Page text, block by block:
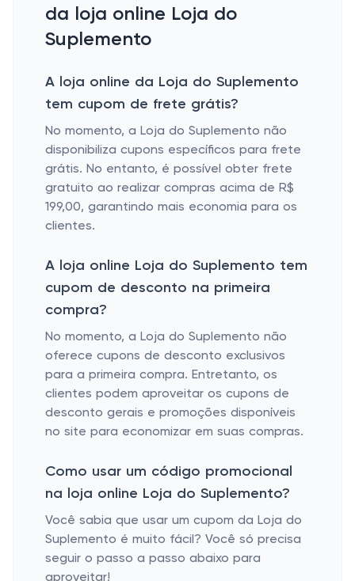
da loja online Loja do
Suplemento
A loja online da Loja do Suplemento
tem cupom de frete grátis?
No momento, a Loja do Suplemento não
disponibiliza cupons específicos para frete
grátis. No entanto, é possível obter frete
gratuito ao realizar compras acima de R$
199,00, garantindo mais economia para os
clientes.
A loja online Loja do Suplemento tem
cupom de desconto na primeira
compra?
No momento, a Loja do Suplemento não
oferece cupons de desconto exclusivos
para a primeira compra. Entretanto, os
clientes podem aproveitar os cupons de
desconto gerais e promoções disponíveis
no site para economizar em suas compras.
Como usar um código promocional
na loja online Loja do Suplemento?
Você sabia que usar um cupom da Loja do
Suplemento é muito fácil? Você só precisa
seguir o passo a passo abaixo para
aproveitar!